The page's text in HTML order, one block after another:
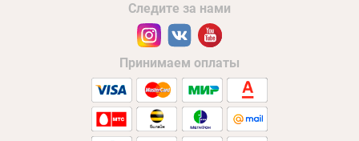
Следите за нами
Принимаем оплаты